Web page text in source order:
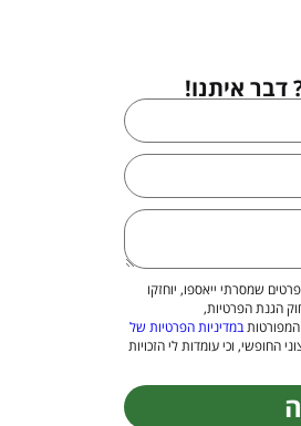
איתנו!
שמסרתי ייאספו, יוחזקו
הגנת הפרטיות,
במדיניות הפרטיות של
החופשי, וכי עומדות לי הזכויות